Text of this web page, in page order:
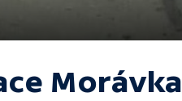
Morávka